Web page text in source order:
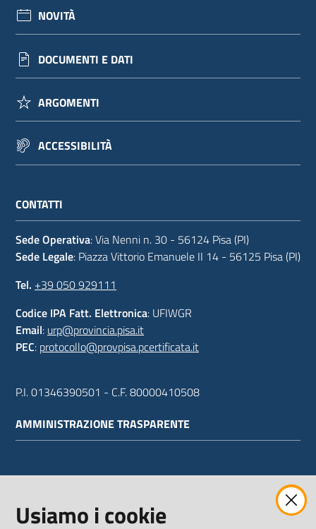
NOVITÀ
DOCUMENTI E DATI
ARGOMENTI
ACCESSIBILITÀ
CONTATTI
Sede Operativa: Via Nenni n. 30 - 56124 Pisa (PI)
Sede Legale: Piazza Vittorio Emanuele II 14 - 56125 Pisa (PI)
Tel. +39 050 929111
Codice IPA Fatt. Elettronica: UFIWGR
Email: urp@provincia.pisa.it
PEC: protocollo@provpisa.pcertificata.it
P.I. 01346390501 - C.F. 80000410508
AMMINISTRAZIONE TRASPARENTE
Usiamo i cookie